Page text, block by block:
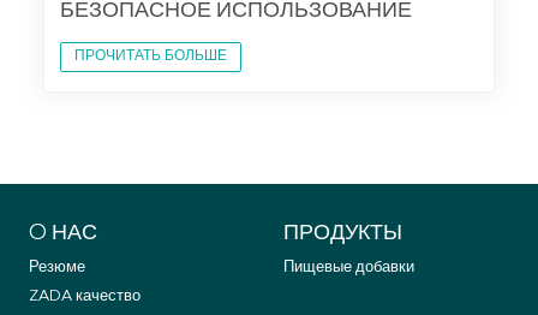
БЕЗОПАСНОЕ ИСПОЛЬЗОВАНИЕ
ПРОЧИТАТЬ БОЛЬШЕ
O НАС
Резюме
ZADA качество
ПРОДУКТЫ
Пищевые добавки